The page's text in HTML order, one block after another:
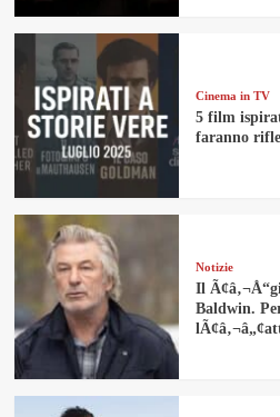
Cinema in TV
5 film
faranno
Notizie
Il
Baldwin.